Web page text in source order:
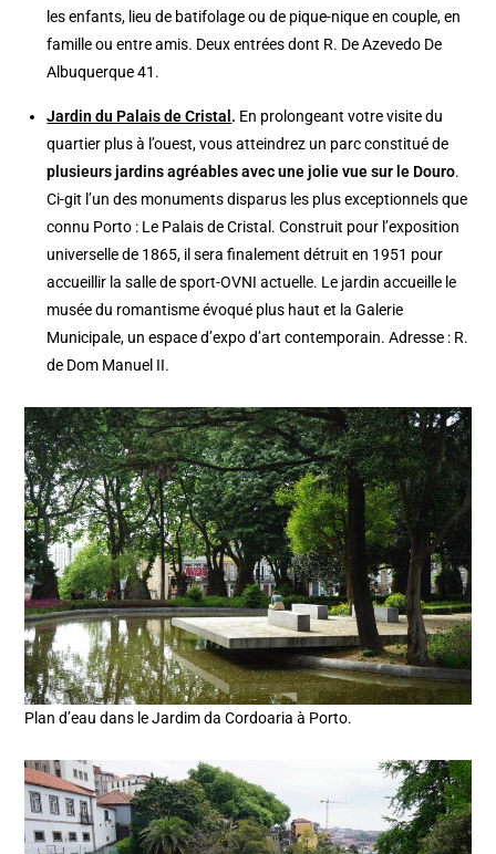
les enfants, lieu de batifolage ou de pique-nique en couple, en
famille ou entre amis. Deux entrées dont R. De Azevedo De
Albuquerque 41.
Jardin du Palais de Cristal . En prolongeant votre visite du
quartier plus à l’ouest, vous atteindrez un parc constitué de
plusieurs jardins agréables avec une jolie vue sur le Douro.
Ci-git l’un des monuments disparus les plus exceptionnels que
connu Porto : Le Palais de Cristal. Construit pour l’exposition
universelle de 1865, il sera finalement détruit en 1951 pour
accueillir la salle de sport-OVNI actuelle. Le jardin accueille le
musée du romantisme évoqué plus haut et la Galerie
Municipale, un espace d’expo d’art contemporain. Adresse : R.
de Dom Manuel II.
Plan d’eau dans le Jardim da Cordoaria à Porto.